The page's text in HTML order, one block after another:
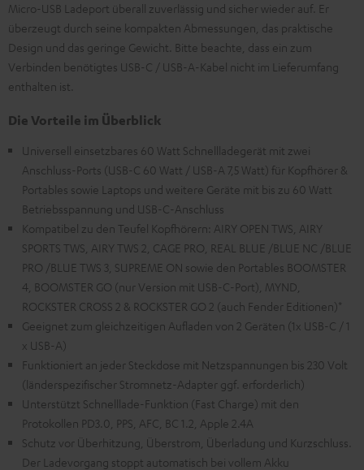
Micro-USB Ladeport überall zuverlässig und sicher wieder auf. Er
überzeugt durch seine kompakten Abmessungen, das praktische
Design und das geringe Gewicht. Bitte beachte, dass ein zum
Verbinden benötigtes USB-C / USB-A-Kabel nicht im Lieferumfang
enthalten ist.
Die Vorteile im Überblick
Universell einsetzbares 60 Watt Schnellladegerät mit zwei
Anschluss-Ports (USB-C 60 Watt / USB-A 7,5 Watt) für Kopfhörer &
Portables sowie Laptops und weitere Geräte mit bis zu 60 Watt
Betriebsspannung und USB-C-Anschluss
Kompatibel zu den Teufel Kopfhörern: AIRY OPEN TWS, AIRY
SPORTS TWS, AIRY TWS 2, CAGE PRO, REAL BLUE /BLUE NC /BLUE
PRO /BLUE TWS 3, SUPREME ON sowie den Portables BOOMSTER
4, BOOMSTER GO (nur Version mit USB-C-Port), MYND,
ROCKSTER CROSS 2 & ROCKSTER GO 2 (auch Fender Editionen)*
Geeignet zum gleichzeitigen Aufladen von 2 Geräten (1x USB-C / 1
x USB-A)
Funktioniert an jeder Steckdose mit Netzspannungen bis 230 Volt
(länderspezifischer Stromnetz-Adapter ggf. erforderlich)
Unterstützt Schnelllade-Funktion (Fast Charge) mit den
Protokollen PD3.0, PPS, AFC, BC 1.2, Apple 2.4A
Schutz vor Überhitzung, Überstrom, Überladung und Kurzschluss.
Der Ladevorgang stoppt automatisch bei vollem Akku